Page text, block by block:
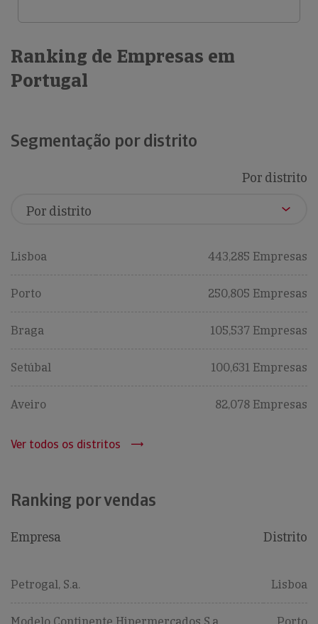
Ranking de Empresas em
Portugal
Segmentação por distrito
Por distrito
Lisboa 443,285 Empresas
Porto 250,805 Empresas
Braga 105,537 Empresas
Setúbal 100,631 Empresas
Aveiro 82,078 Empresas
Ver todos os distritos
Ranking por vendas
Empresa Distrito
Petrogal, S.a. Lisboa